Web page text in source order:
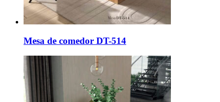
Mesa de comedor DT-514